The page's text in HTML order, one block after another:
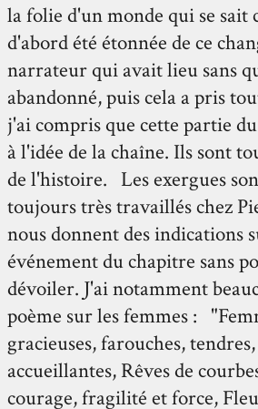
la folie d'un monde qui se sait
d'abord été étonnée de ce
narrateur qui avait lieu sans
abandonné, puis cela a pris
j'ai compris que cette partie
à l'idée de la chaîne. Ils sont
de l'histoire. Les exergues
toujours très travaillés chez
nous donnent des indications
événement du chapitre sans
dévoiler. J'ai notamment
poème sur les femmes :
gracieuses, farouches,
accueillantes, Rêves de
courage, fragilité et force,